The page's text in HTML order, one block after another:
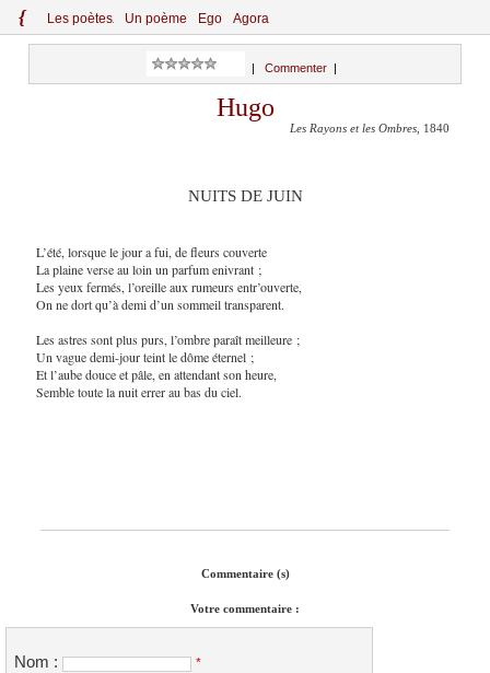
{ Les poètes Un poème Ego Agora
Commenter
Hugo
Les Rayons et les Ombres , 1840
NUITS DE JUIN
L’été, lorsque le jour a fui, de fleurs couverte
La plaine verse au loin un parfum enivrant ;
Les yeux fermés, l’oreille aux rumeurs entr’ouverte,
On ne dort qu’à demi d’un sommeil transparent.
Les astres sont plus purs, l’ombre paraît meilleure ;
Un vague demi-jour teint le dôme éternel ;
Et l’aube douce et pâle, en attendant son heure,
Semble toute la nuit errer au bas du ciel.
Commentaire (s)
Votre commentaire :
Nom : *